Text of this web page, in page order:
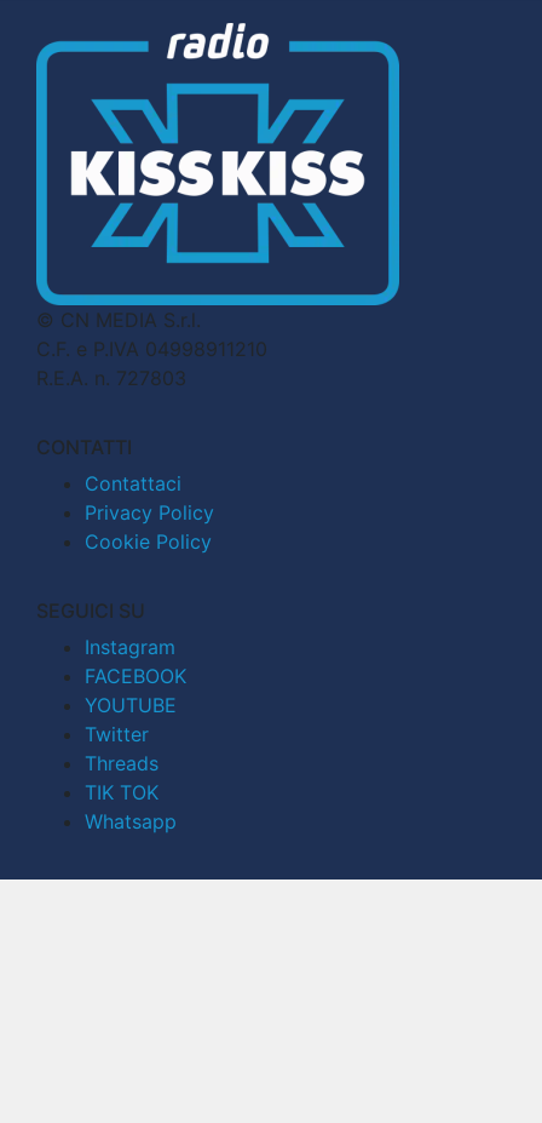
© CN MEDIA S.r.l.
C.F. e P.IVA 04998911210
R.E.A. n. 727803
CONTATTI
Contattaci
Privacy Policy
Cookie Policy
SEGUICI SU
Instagram
FACEBOOK
YOUTUBE
Twitter
Threads
TIK TOK
Whatsapp